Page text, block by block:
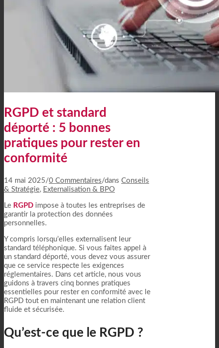
RGPD et standard
déporté : 5 bonnes
pratiques pour rester en
conformité
14 mai 2025/0 Commentaires/dans Conseils
& Stratégie, Externalisation & BPO
Le RGPD impose à toutes les entreprises de
garantir la protection des données
personnelles.
Y compris lorsqu’elles externalisent leur
standard téléphonique. Si vous faites appel à
un standard déporté, vous devez vous assurer
que ce service respecte les exigences
réglementaires. Dans cet article, nous vous
guidons à travers cinq bonnes pratiques
essentielles pour rester en conformité avec le
RGPD tout en maintenant une relation client
fluide et sécurisée.
Qu’est-ce que le RGPD ?